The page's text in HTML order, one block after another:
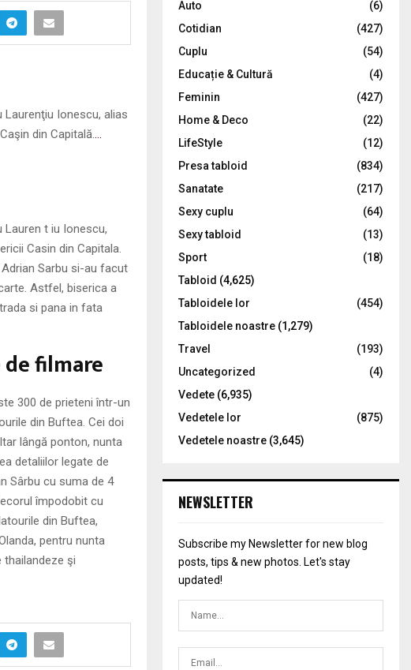
Laurenţiu Ionescu, alias
din Capitală.
Lauren t iu Ionescu,
Casin din Capitala.
Sarbu si-au facut
Astfel, biserica a
si pana in fata
filmare
300 de prieteni într-un
din Buftea. Cei doi
lângă ponton, nunta
detaliilor legate de
Sârbu cu suma de 4
împodobit cu
din Buftea,
pentru nunta
thailandeze şi
:
C
Auto
(6)
Cotidian
(427)
Cuplu
(54)
Educație & Cultură
(4)
Feminin
(427)
Home & Deco
(22)
LifeStyle
(12)
Presa tabloid
(834)
Sanatate
(217)
Sexy cuplu
(64)
Sexy tabloid
(13)
Sport
(18)
Tabloid (4,625)
Tabloidele lor
(454)
Tabloidele noastre (1,279)
Travel
(193)
Uncategorized
(4)
Vedete (6,935)
Vedetele lor
(875)
Vedetele noastre (3,645)
NEWSLETTER
Subscribe my Newsletter for new blog
posts, tips & new photos. Let's stay
updated!